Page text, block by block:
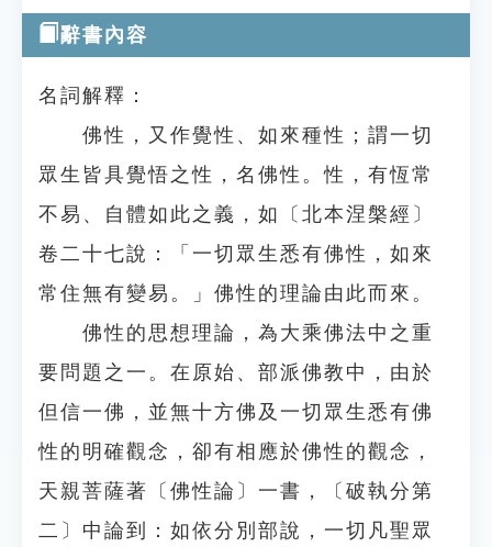
辭書內容
名詞解釋：
佛性，又作覺性、如來種性；謂一切
眾生皆具覺悟之性，名佛性。性，有恆常
不易、自體如此之義，如〔北本涅槃經〕
卷二十七說：「一切眾生悉有佛性，如來
常住無有變易。」佛性的理論由此而來。
佛性的思想理論，為大乘佛法中之重
要問題之一。在原始、部派佛教中，由於
但信一佛，並無十方佛及一切眾生悉有佛
性的明確觀念，卻有相應於佛性的觀念，
天親菩薩著〔佛性論〕一書，〔破執分第
二〕中論到：如依分別部說，一切凡聖眾